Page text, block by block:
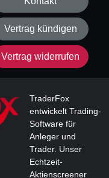
Vertrag kündigen
Vertrag widerrufen
TraderFox
entwickelt Trading-
Software für
Anleger und
Trader. Unser
Echtzeit-
Aktienscreener